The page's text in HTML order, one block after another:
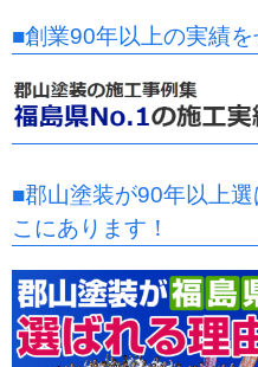
■創業90年以上の実績を
■郡山塗装が90年以上
こにあります！